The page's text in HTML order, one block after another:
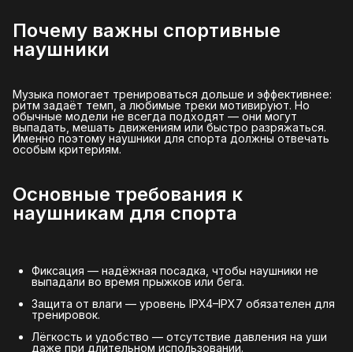
Почему важны спортивные
наушники
Музыка помогает тренироваться дольше и эффективнее:
ритм задаёт темп, а любимые треки мотивируют. Но
обычные модели не всегда подходят — они могут
выпадать, мешать движениям или быстро разряжаться.
Именно поэтому наушники для спорта должны отвечать
особым критериям.
Основные требования к
наушникам для спорта
Фиксация — надёжная посадка, чтобы наушники не
выпадали во время прыжков или бега.
Защита от влаги — уровень IPX4–IPX7 обязателен для
тренировок.
Лёгкость и удобство — отсутствие давления на уши
даже при длительном использовании.